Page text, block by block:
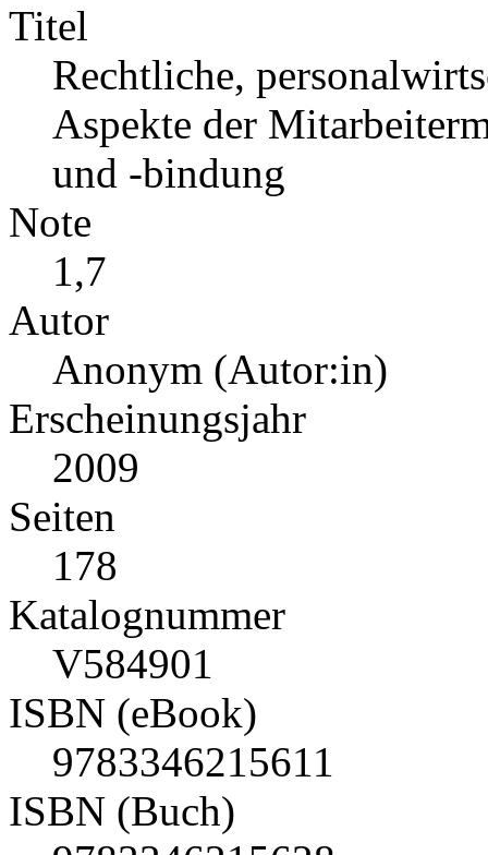
Titel
Rechtliche,
Aspekte der
und -bindung
Note
1,7
Autor
Anonym (Autor:in)
Erscheinungsjahr
2009
Seiten
178
Katalognummer
V584901
ISBN (eBook)
9783346215611
ISBN (Buch)